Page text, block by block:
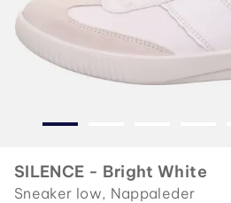
SILENCE - Bright White
Sneaker low, Nappaleder